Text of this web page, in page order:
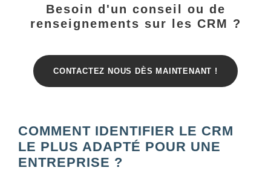
Besoin d'un conseil ou de
renseignements sur les CRM ?
CONTACTEZ NOUS DÈS MAINTENANT !
COMMENT IDENTIFIER LE CRM
LE PLUS ADAPTÉ POUR UNE
ENTREPRISE ?